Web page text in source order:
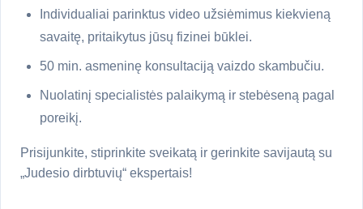
Individualiai parinktus video užsiėmimus kiekvieną
savaitę, pritaikytus jūsų fizinei būklei.
50 min. asmeninę konsultaciją vaizdo skambučiu.
Nuolatinį specialistės palaikymą ir stebėseną pagal
poreikį.
Prisijunkite, stiprinkite sveikatą ir gerinkite savijautą su
„Judesio dirbtuvių“ ekspertais!